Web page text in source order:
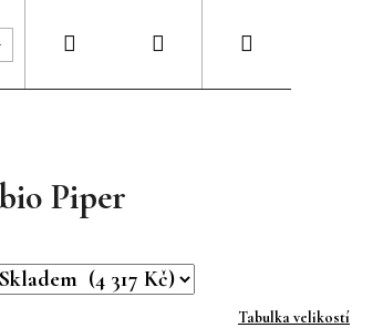
Kontakty Přihlášení
Piper
Tabulka velikostí